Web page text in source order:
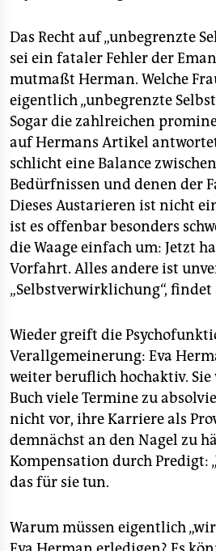
Das Recht auf „unbegrenzte
sei ein fataler Fehler der
mutmaßt Herman. Welche
eigentlich „unbegrenzte
Sogar die zahlreichen
auf Hermans Artikel
schlicht eine Balance
Bedürfnissen und denen der
Dieses Austarieren ist nicht
ist es offenbar besonders
die Waage einfach um: Jetzt
Vorfahrt. Alles andere ist
„Selbstverwirklichung“, findet
Wieder greift die
Verallgemeinerung: Eva
weiter beruflich hochaktiv.
Buch viele Termine zu
nicht vor, ihre Karriere als
demnächst an den Nagel zu
Kompensation durch Predigt:
das für sie tun.
Warum müssen eigentlich